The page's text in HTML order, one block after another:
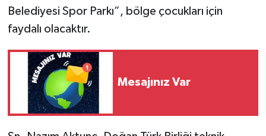
Belediyesi Spor Parkı”, bölge çocukları için
faydalı olacaktır.
Mesajınız Var